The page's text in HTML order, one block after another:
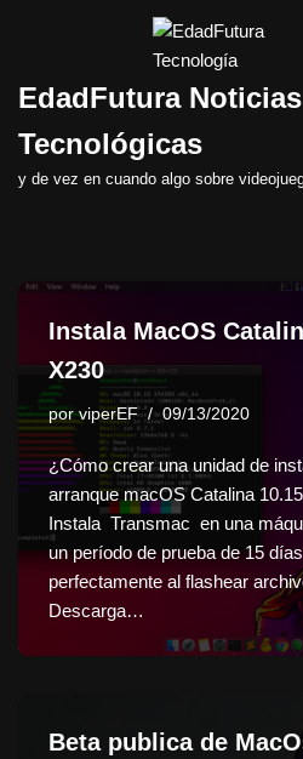
al
EdadFutura Noticias
Tecnológicas
y de vez en cuando algo sobre
Instala MacOS
X230
porviperEF 09/13/2020
¿Cómo crear una unidad de
arranque macOS Catalina
Instala Transmac en una
un período de prueba de 15
perfectamente al flashear
Descarga…
Beta publica de